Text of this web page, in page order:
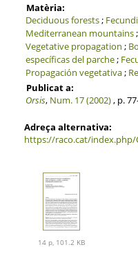
Matèria:
Deciduous forests;
Mediterranean mountains;
Vegetative propagation ;
específicas del parche;
Propagación vegetativa;
Publicat a:
Orsis, Num. 17 (2002), p.
Adreça alternativa:
https://raco.cat/index.php/
14 p, 101.2 KB